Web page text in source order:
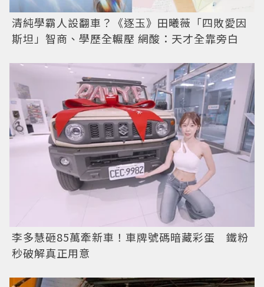
清純學霸人設翻車？《逐玉》田曦薇「四敗愛因
斯坦」智商、學歷全輾壓 網酸：天才全靠旁白
李多慧砸85萬牽新車！車牌號碼暗藏彩蛋 鐵粉
秒破解真正用意